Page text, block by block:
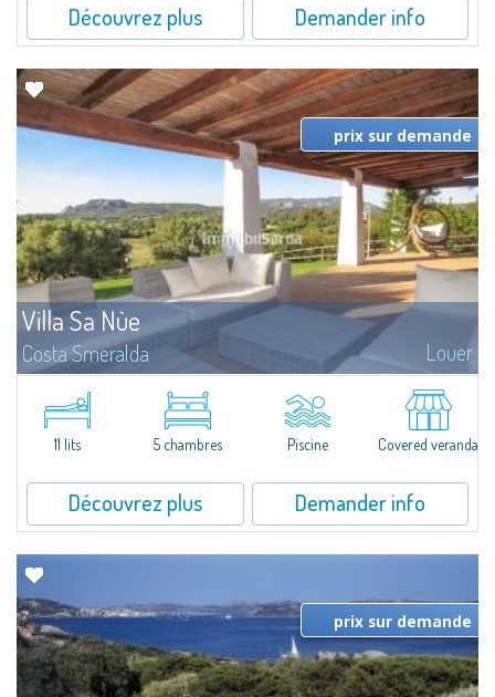
Découvrez plus Demander info
Villa Sa Nùe
Costa Smeralda Louer
Superbe propriété au cœur de la campagne de San Pantaleo et à quelques
minutes seulement des plages de la Costa Smeralda. Villa Sa Nuè
comprend une villa principale et une dépendance. La première se
compose...
prix sur demande
11 lits 5 chambres Piscine Covered veranda
Découvrez plus Demander info
prix sur demande